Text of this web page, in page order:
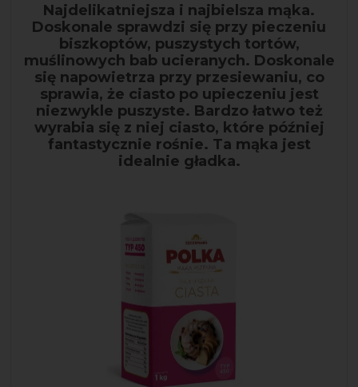
Najdelikatniejsza i najbielsza mąka.
Doskonale sprawdzi się przy pieczeniu
biszkoptów, puszystych tortów,
muślinowych bab ucieranych. Doskonale
się napowietrza przy przesiewaniu, co
sprawia, że ciasto po upieczeniu jest
niezwykle puszyste. Bardzo łatwo też
wyrabia się z niej ciasto, które później
fantastycznie rośnie. Ta mąka jest
idealnie gładka.